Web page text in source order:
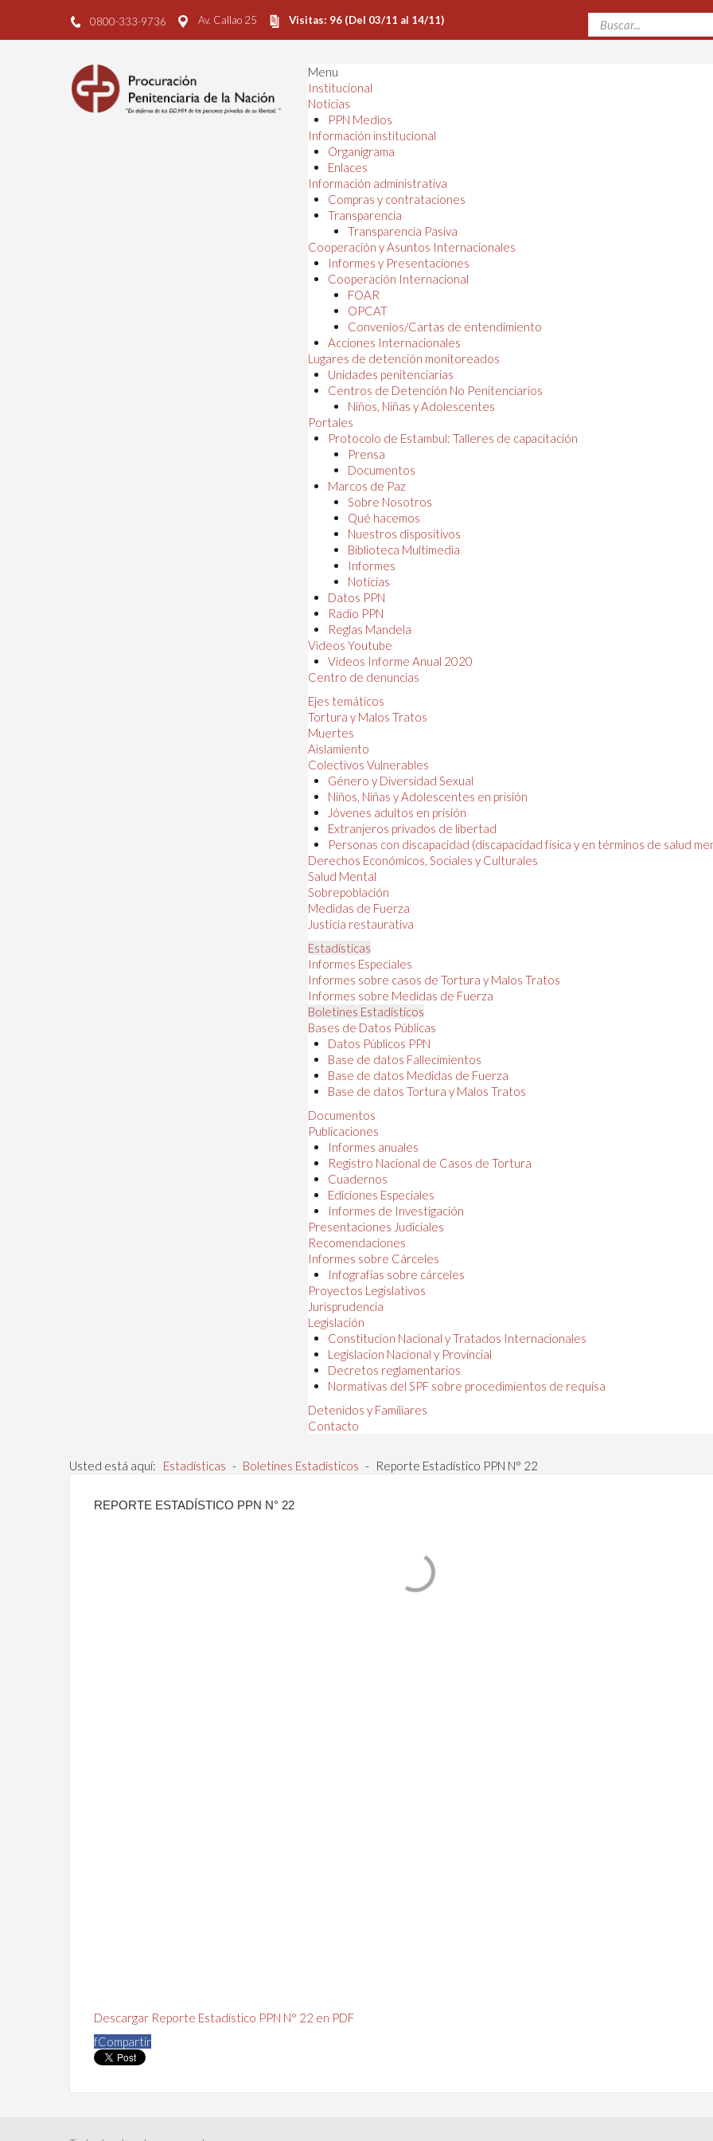
0800-333-9736 Av. Callao 25 Visitas: 96 (Del 03/11 al 14/11)
Menu
Institucional
Noticias
PPN Medios
Información institucional
Organigrama
Enlaces
Información administrativa
Compras y contrataciones
Transparencia
Transparencia Pasiva
Cooperación y Asuntos Internacionales
Informes y Presentaciones
Cooperación Internacional
FOAR
OPCAT
Convenios/Cartas de entendimiento
Acciones Internacionales
Lugares de detención monitoreados
Unidades penitenciarias
Centros de Detención No Penitenciarios
Niños, Niñas y Adolescentes
Portales
Protocolo de Estambul: Talleres de capacitación
Prensa
Documentos
Marcos de Paz
Sobre Nosotros
Qué hacemos
Nuestros dispositivos
Biblioteca Multimedia
Informes
Noticias
Datos PPN
Radio PPN
Reglas Mandela
Videos Youtube
Videos Informe Anual 2020
Centro de denuncias
Ejes temáticos
Tortura y Malos Tratos
Muertes
Aislamiento
Colectivos Vulnerables
Género y Diversidad Sexual
Niños, Niñas y Adolescentes en prisión
Jóvenes adultos en prisión
Extranjeros privados de libertad
Personas con discapacidad (discapacidad física y en términos de salud
Derechos Económicos, Sociales y Culturales
Salud Mental
Sobrepoblación
Medidas de Fuerza
Justicia restaurativa
Estadísticas
Informes Especiales
Informes sobre casos de Tortura y Malos Tratos
Informes sobre Medidas de Fuerza
Boletines Estadísticos
Bases de Datos Públicas
Datos Públicos PPN
Base de datos Fallecimientos
Base de datos Medidas de Fuerza
Base de datos Tortura y Malos Tratos
Documentos
Publicaciones
Informes anuales
Registro Nacional de Casos de Tortura
Cuadernos
Ediciones Especiales
Informes de Investigación
Presentaciones Judiciales
Recomendaciones
Informes sobre Cárceles
Infografías sobre cárceles
Proyectos Legislativos
Jurisprudencia
Legislación
Constitucion Nacional y Tratados Internacionales
Legislacion Nacional y Provincial
Decretos reglamentarios
Normativas del SPF sobre procedimientos de requisa
Detenidos y Familiares
Contacto
Usted está aquí: Estadísticas - Boletines Estadísticos - Reporte Estadístico PPN N° 22
REPORTE ESTADÍSTICO PPN N° 22
Descargar Reporte Estadístico PPN N° 22 en PDF
fCompartir